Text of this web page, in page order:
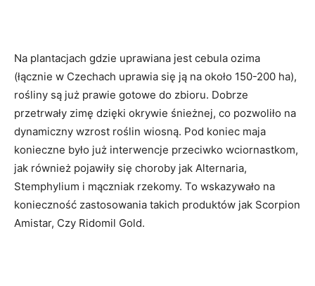
Na plantacjach gdzie uprawiana jest cebula ozima
(łącznie w Czechach uprawia się ją na około 150-200 ha),
rośliny są już prawie gotowe do zbioru. Dobrze
przetrwały zimę dzięki okrywie śnieżnej, co pozwoliło na
dynamiczny wzrost roślin wiosną. Pod koniec maja
konieczne było już interwencje przeciwko wciornastkom,
jak również pojawiły się choroby jak Alternaria,
Stemphylium i mączniak rzekomy. To wskazywało na
konieczność zastosowania takich produktów jak Scorpion
Amistar, Czy Ridomil Gold.